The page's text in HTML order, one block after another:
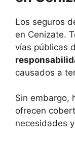
Los seguros
en Cenizate.
vías públicas
causados a
Sin embargo,
ofrecen
necesidades